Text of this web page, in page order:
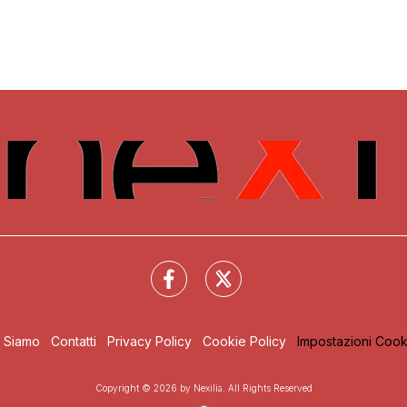
Siamo Contatti Privacy Policy Cookie Policy Impostazioni
Copyright © 2026 by Nexilia. All Rights Reserved